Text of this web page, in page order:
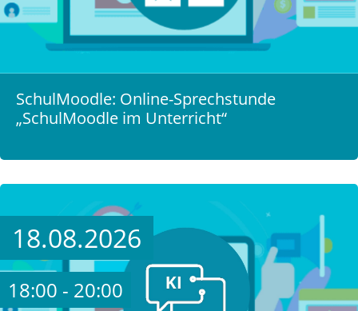
SchulMoodle: Online-Sprechstunde
„SchulMoodle im Unterricht“
18.08.2026
18:00 - 20:00